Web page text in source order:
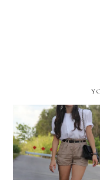
Vintage D&G